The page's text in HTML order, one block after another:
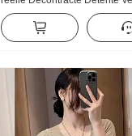
Rideau Évasé Pantalon
Confortable Dieu Pantalon